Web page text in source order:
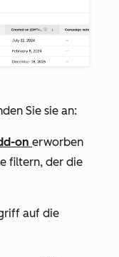
Sie sie an:
on erworben
filtern, der die
auf die